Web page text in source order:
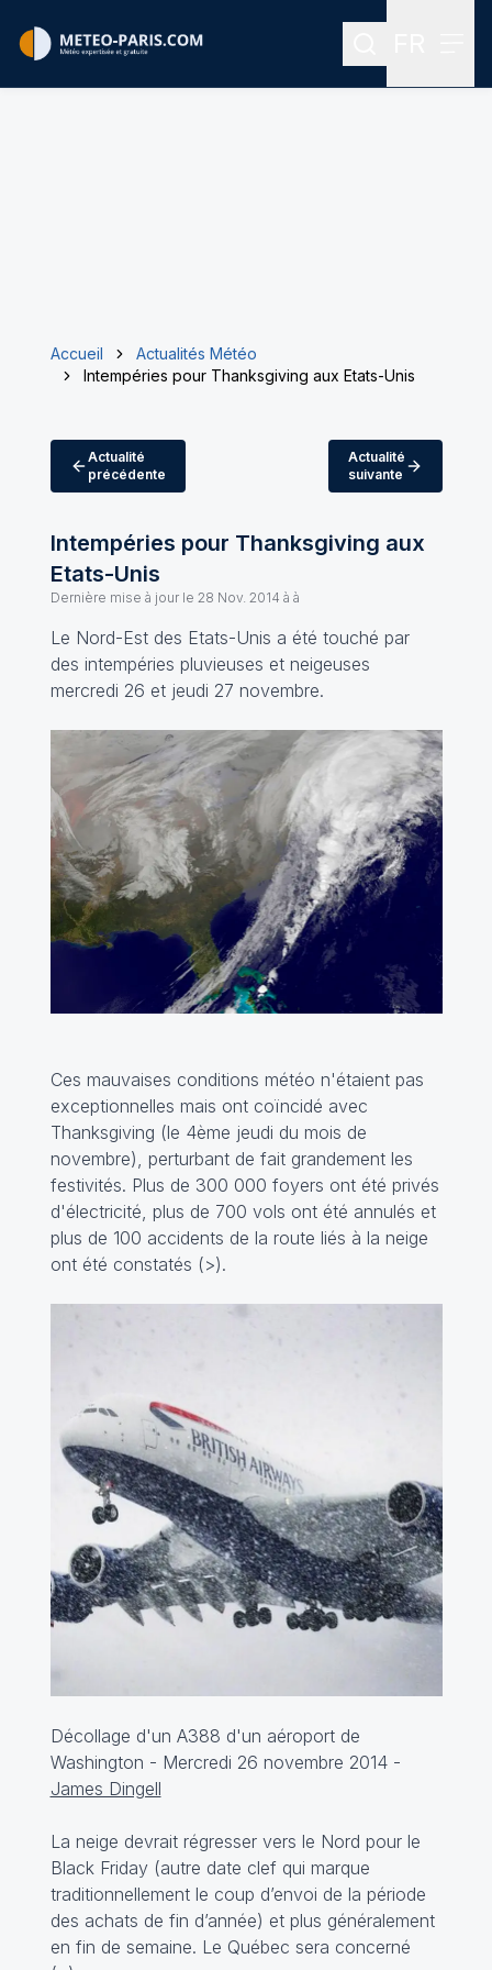
Rechercher
Accueil
Actualités Météo
Intempéries pour Thanksgiving aux Etats-Unis
Actualité
précédente
Actualité
suivante
Intempéries pour Thanksgiving aux
Etats-Unis
Dernière mise à jour le 28 Nov. 2014 à à
Le Nord-Est des Etats-Unis a été touché par
des intempéries pluvieuses et neigeuses
mercredi 26 et jeudi 27 novembre.
Ces mauvaises conditions météo n'étaient pas
exceptionnelles mais ont coïncidé avec
Thanksgiving (le 4ème jeudi du mois de
novembre), perturbant de fait grandement les
festivités. Plus de 300 000 foyers ont été privés
d'électricité, plus de 700 vols ont été annulés et
plus de 100 accidents de la route liés à la neige
ont été constatés (>).
Décollage d'un A388 d'un aéroport de
Washington - Mercredi 26 novembre 2014 -
James Dingell
La neige devrait régresser vers le Nord pour le
Black Friday (autre date clef qui marque
traditionnellement le coup d’envoi de la période
des achats de fin d’année) et plus généralement
en fin de semaine. Le Québec sera concerné